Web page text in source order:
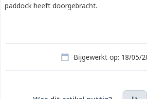
paddock heeft doorgebracht.
Bijgewerkt op: 18/05/